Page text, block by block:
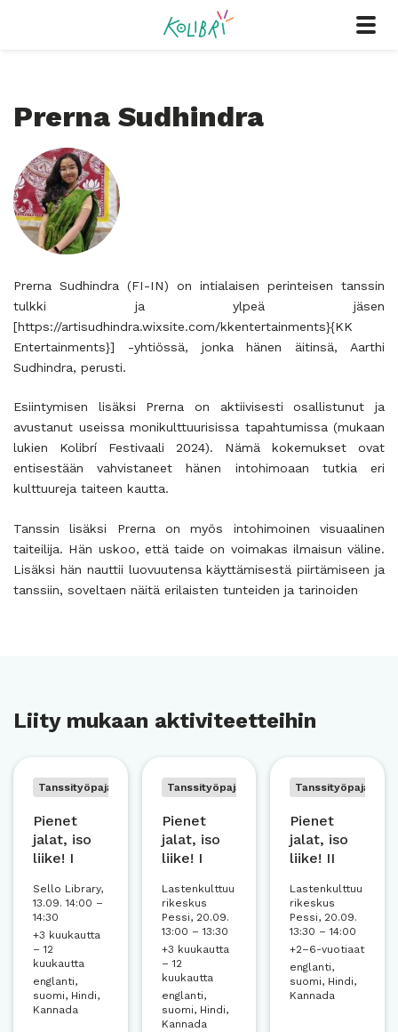
Prerna Sudhindra
Prerna Sudhindra (FI-IN) on intialaisen perinteisen tanssin
tulkki ja ylpeä jäsen
[https://artisudhindra.wixsite.com/kkentertainments}{KK
Entertainments}] -yhtiössä, jonka hänen äitinsä, Aarthi
Sudhindra, perusti.
Esiintymisen lisäksi Prerna on aktiivisesti osallistunut ja
avustanut useissa monikulttuurisissa tapahtumissa (mukaan
lukien Kolibrí Festivaali 2024). Nämä kokemukset ovat
entisestään vahvistaneet hänen intohimoaan tutkia eri
kulttuureja taiteen kautta.
Tanssin lisäksi Prerna on myös intohimoinen visuaalinen
taiteilija. Hän uskoo, että taide on voimakas ilmaisun väline.
Lisäksi hän nauttii luovuutensa käyttämisestä piirtämiseen ja
tanssiin, soveltaen näitä erilaisten tunteiden ja tarinoiden
Liity mukaan aktiviteetteihin
Tanssityöpaja
Pienet
jalat, iso
liike! I
Sello Library,
13.09. 14:00 –
14:30
+3 kuukautta
– 12
kuukautta
englanti,
suomi, Hindi,
Kannada
Tanssityöpaja
Pienet
jalat, iso
liike! I
Lastenkulttuu
rikeskus
Pessi, 20.09.
13:00 – 13:30
+3 kuukautta
– 12
kuukautta
englanti,
suomi, Hindi,
Kannada
Tanssityöpaja
Pienet
jalat, iso
liike! II
Lastenkulttuu
rikeskus
Pessi, 20.09.
13:30 – 14:00
+2–6-vuotiaat
englanti,
suomi, Hindi,
Kannada